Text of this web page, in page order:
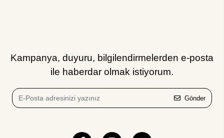
Kampanya, duyuru, bilgilendirmelerden e-posta
ile haberdar olmak istiyorum.
Gönder